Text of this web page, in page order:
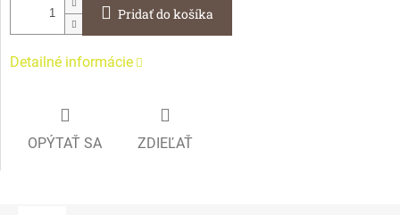
Pridať do košíka
Detailné informácie
OPÝTAŤ SA ZDIEĽAŤ